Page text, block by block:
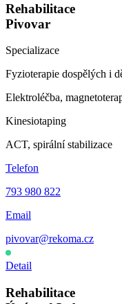
Rehabilitace
Pivovar
Specializace
Fyzioterapie dospělých i
Elektroléčba,
Kinesiotaping
ACT, spirální stabilizace
Telefon
793 980 822
Email
pivovar@rekoma.cz
Detail
Rehabilitace